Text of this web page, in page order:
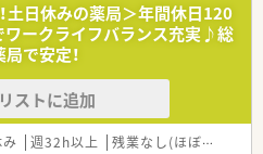
ついて】
ため、小児在宅医療に携わっていた
学ぶ意欲とやる気がある方を歓迎して
丁寧に指導する体制が整っていま
土日休みの薬局＞年間休日120
ワークライフバランス充実♪総
で安定！
ストに追加
週32h以上 残業なし(ほぼなし含む)